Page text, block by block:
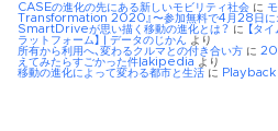
CASEの進化の先にある新しいモビリティ社会 に
Transformation 2020』〜参加無料で4月28日に
SmartDriveが思い描く移動の進化とは？ に
【タ
ラットフォーム】 | データのじかん より
所有から利用へ、変わるクルマとの付き合い方 に
えてみたらすごかった件|akipedia より
移動の進化によって変わる都市と生活 に